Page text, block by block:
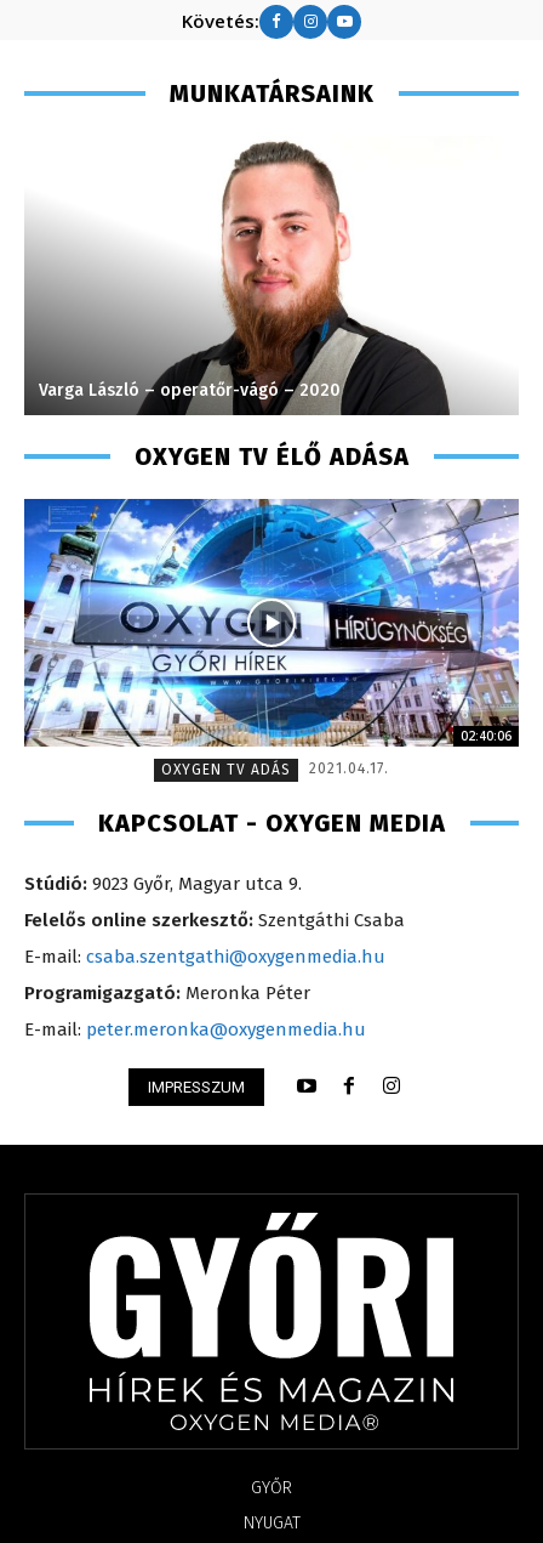
Követés:
MUNKATÁRSAINK
Varga László – operatőr-vágó – 2020
OXYGEN TV ÉLŐ ADÁSA
02:40:06
OXYGEN TV ADÁS
2021.04.17.
KAPCSOLAT - OXYGEN MEDIA
Stúdió: 9023 Győr, Magyar utca 9.
Felelős online szerkesztő: Szentgáthi Csaba
E-mail: csaba.szentgathi@oxygenmedia.hu
Programigazgató: Meronka Péter
E-mail: peter.meronka@oxygenmedia.hu
IMPRESSZUM
GYŐR
NYUGAT